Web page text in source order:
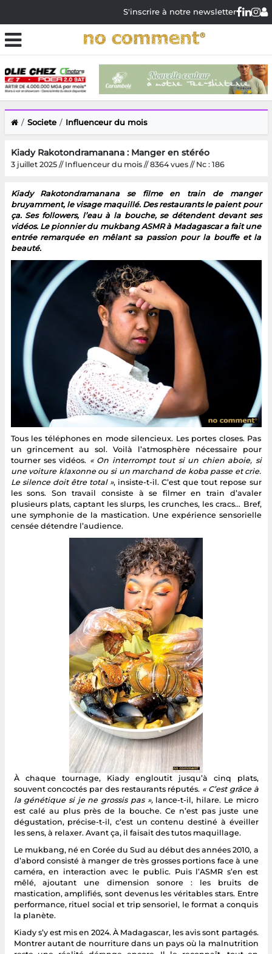
S'inscrire à notre newsletter
Societe Influenceur du mois
Kiady Rakotondramanana : Manger en stéréo
3 juillet 2025 // Influenceur du mois // 8364 vues // Nc : 186
Kiady Rakotondramanana se filme en train de manger
bruyamment, le visage maquillé. Des restaurants le paient pour
ça. Ses followers, l’eau à la bouche, se détendent devant ses
vidéos. Le pionnier du mukbang ASMR à Madagascar a fait une
entrée remarquée en mêlant sa passion pour la bouffe et la
beauté.
Tous les téléphones en mode silencieux. Les portes closes. Pas
un grincement au sol. Voilà l’atmosphère nécessaire pour
tourner ses vidéos. « On interrompt tout si un chien aboie, si
une voiture klaxonne ou si un marchand de koba passe et crie.
Le silence doit être total », insiste-t-il. C’est que tout repose sur
les sons. Son travail consiste à se filmer en train d’avaler
plusieurs plats, captant les slurps, les crunches, les cracs… Bref,
une symphonie de la mastication. Une expérience sensorielle
censée détendre l’audience.
À chaque tournage, Kiady engloutit jusqu’à cinq plats,
souvent concoctés par des restaurants réputés. « C’est grâce à
la génétique si je ne grossis pas »,lance-t-il, hilare. Le micro
est calé au plus près de la bouche. Ce n’est pas juste une
dégustation, précise-t-il, c’est un contenu destiné à éveiller
les sens, à relaxer. Avant ça, il faisait des tutos maquillage.
Le mukbang, né en Corée du Sud au début des années 2010, a
d’abord consisté à manger de très grosses portions face à une
caméra, en interaction avec le public. Puis l’ASMR s’en est
mêlé, ajoutant une dimension sonore : les bruits de
mastication, amplifiés, sont devenus les véritables stars. Entre
performance, rituel social et trip sensoriel, le format a conquis
la planète.
Kiady s’y est mis en 2024. À Madagascar, les avis sont partagés.
Montrer autant de nourriture dans un pays où la malnutrition